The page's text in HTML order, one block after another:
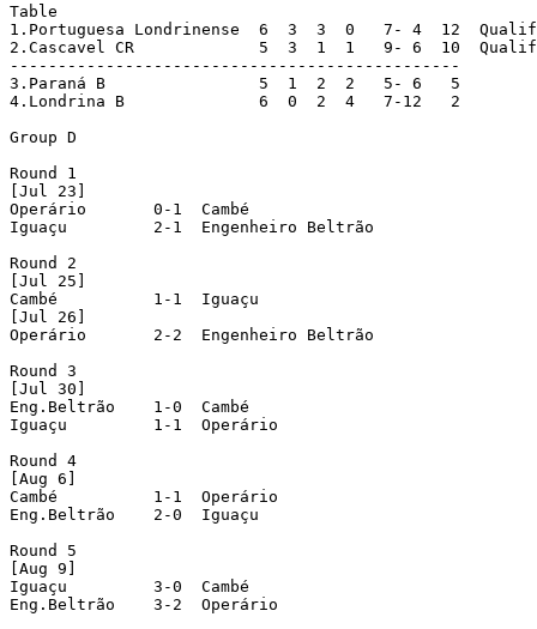
Table
1.Portuguesa Londrinense  6  3  3  0   7- 4  12
2.Cascavel CR             5  3  1  1   9- 6  10
-----------------------------------------------
3.Paraná B                5  1  2  2   5- 6   5
4.Londrina B              6  0  2  4   7-12   2
Group D
Round 1
[Jul 23]
Operário       0-1  Cambé
Iguaçu         2-1  Engenheiro Beltrão
Round 2
[Jul 25]
Cambé          1-1  Iguaçu
[Jul 26]
Operário       2-2  Engenheiro Beltrão
Round 3
[Jul 30]
Eng.Beltrão    1-0  Cambé
Iguaçu         1-1  Operário
Round 4
[Aug 6]
Cambé          1-1  Operário
Eng.Beltrão    2-0  Iguaçu
Round 5
[Aug 9]
Iguaçu         3-0  Cambé
Eng.Beltrão    3-2  Operário